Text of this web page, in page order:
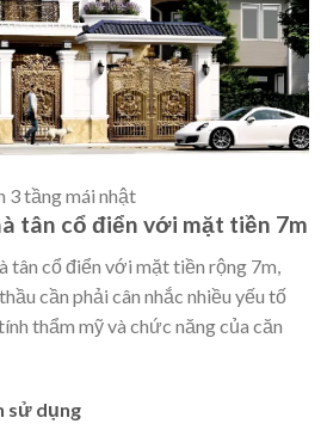
3 tầng mái nhật
tân cổ điển với mặt tiền 7m
tân cổ điển với mặt tiền rộng 7m,
cần phải cân nhắc nhiều yếu tố
thẩm mỹ và chức năng của căn
sử dụng